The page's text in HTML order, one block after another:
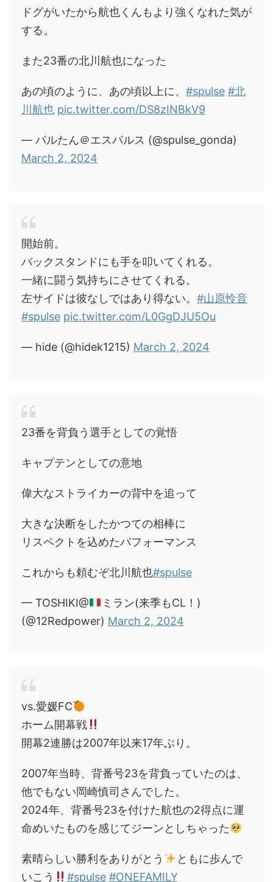
ドグがいたから航也くんもより強くなれた気が
する。
また23番の北川航也になった
あの頃のように、あの頃以上に、 #spulse #北
川航也 pic.twitter.com/DS8zINBkV9
— パルたん＠エスパルス (@spulse_gonda)
March 2, 2024
開始前。
バックスタンドにも手を叩いてくれる。
一緒に闘う気持ちにさせてくれる。
左サイドは彼なしではあり得ない。 #山原怜音
#spulse pic.twitter.com/L0GgDJU5Ou
— hide (@hidek1215) March 2, 2024
23番を背負う選手としての覚悟
キャプテンとしての意地
偉大なストライカーの背中を追って
大きな決断をしたかつての相棒に
リスペクトを込めたパフォーマンス
これからも頼むぞ北川航也#spulse
— TOSHIKI@
ミラン(来季もCL！)
(@12Redpower) March 2, 2024
vs.愛媛FC
ホーム開幕戦
開幕2連勝は2007年以来17年ぶり。
2007年当時、背番号23を背負っていたのは、
他でもない岡崎慎司さんでした。
2024年、背番号23を付けた航也の2得点に運
命めいたものを感じてジーンとしちゃった
素晴らしい勝利をありがとう
ともに歩んで
いこう
#spulse #ONEFAMILY